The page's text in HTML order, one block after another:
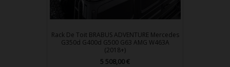
Rack De Toit BRABUS ADVENTURE Mercedes
G350d G400d G500 G63 AMG W463A
(2018+)
Prix
5 508,00 €